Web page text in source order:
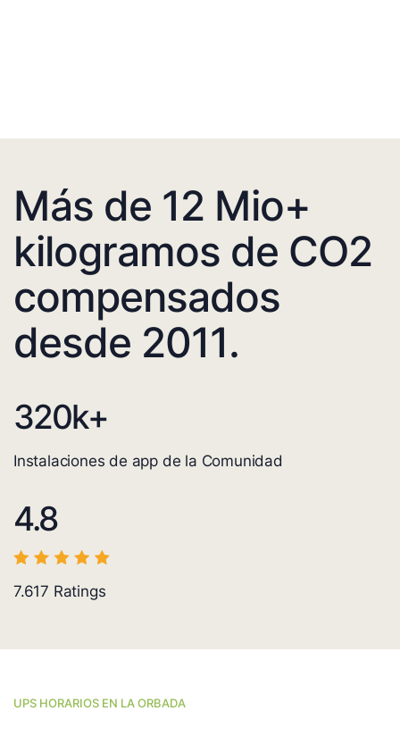
Más de 12 Mio+
kilogramos de CO2
compensados
desde 2011.
320k+
Instalaciones de app de la Comunidad
4.8
7.617 Ratings
UPS HORARIOS EN LA ORBADA